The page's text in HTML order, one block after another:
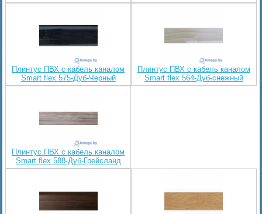
Плинтус ПВХ с кабель каналом
Smart flex 575-Дуб-Черный
Плинтус ПВХ с кабель каналом
Smart flex 564-Дуб-снежный
Плинтус ПВХ с кабель каналом
Smart flex 588-Дуб-Грейсланд